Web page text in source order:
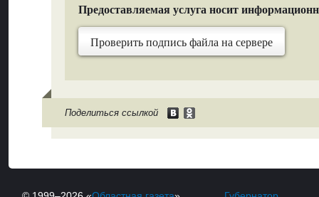
Предоставляемая услуга носит
Проверить подпись файла на сервере
Поделиться ссылкой